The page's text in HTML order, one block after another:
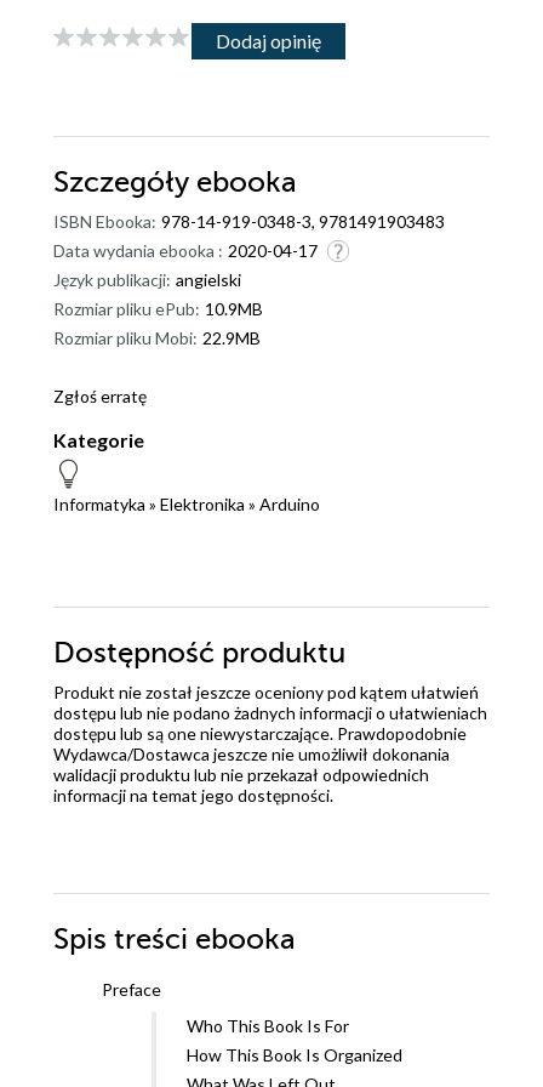
Dodaj opinię
Szczegóły ebooka
ISBN Ebooka: 978-14-919-0348-3, 9781491903483
Data wydania ebooka : 2020-04-17
Język publikacji: angielski
Rozmiar pliku ePub: 10.9MB
Rozmiar pliku Mobi: 22.9MB
Zgłoś erratę
Kategorie
Informatyka » Elektronika » Arduino
Dostępność produktu
Produkt nie został jeszcze oceniony pod kątem ułatwień
dostępu lub nie podano żadnych informacji o ułatwieniach
dostępu lub są one niewystarczające. Prawdopodobnie
Wydawca/Dostawca jeszcze nie umożliwił dokonania
walidacji produktu lub nie przekazał odpowiednich
informacji na temat jego dostępności.
Spis treści ebooka
Preface
Who This Book Is For
How This Book Is Organized